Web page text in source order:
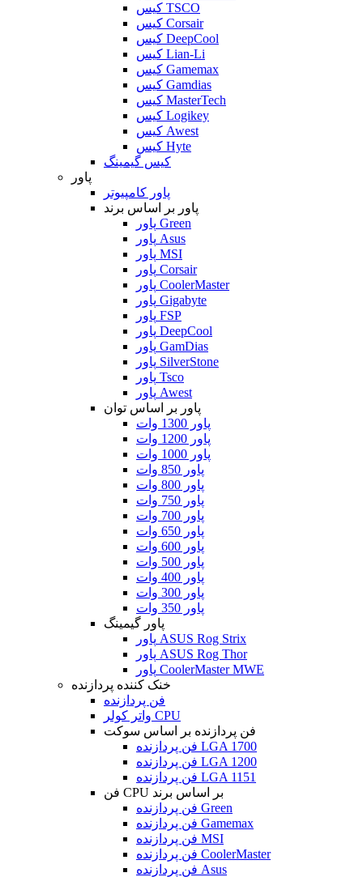
کیس TSCO
کیس Corsair
کیس DeepCool
کیس Lian-Li
کیس Gamemax
کیس Gamdias
کیس MasterTech
کیس Logikey
کیس Awest
کیس Hyte
کیس گیمینگ
پاور
پاور کامپیوتر
پاور بر اساس برند
پاور Green
پاور Asus
پاور MSI
پاور Corsair
پاور CoolerMaster
پاور Gigabyte
پاور FSP
پاور DeepCool
پاور GamDias
پاور SilverStone
پاور Tsco
پاور Awest
پاور بر اساس توان
پاور 1300 وات
پاور 1200 وات
پاور 1000 وات
پاور 850 وات
پاور 800 وات
پاور 750 وات
پاور 700 وات
پاور 650 وات
پاور 600 وات
پاور 500 وات
پاور 400 وات
پاور 300 وات
پاور 350 وات
پاور گیمینگ
پاور ASUS Rog Strix
پاور ASUS Rog Thor
پاور CoolerMaster MWE
خنک کننده پردازنده
فن پردازنده
واتر کولر CPU
فن پردازنده بر اساس سوکت
فن پردازنده LGA 1700
فن پردازنده LGA 1200
فن پردازنده LGA 1151
فن CPU بر اساس برند
فن پردازنده Green
فن پردازنده Gamemax
فن پردازنده MSI
فن پردازنده CoolerMaster
فن پردازنده Asus